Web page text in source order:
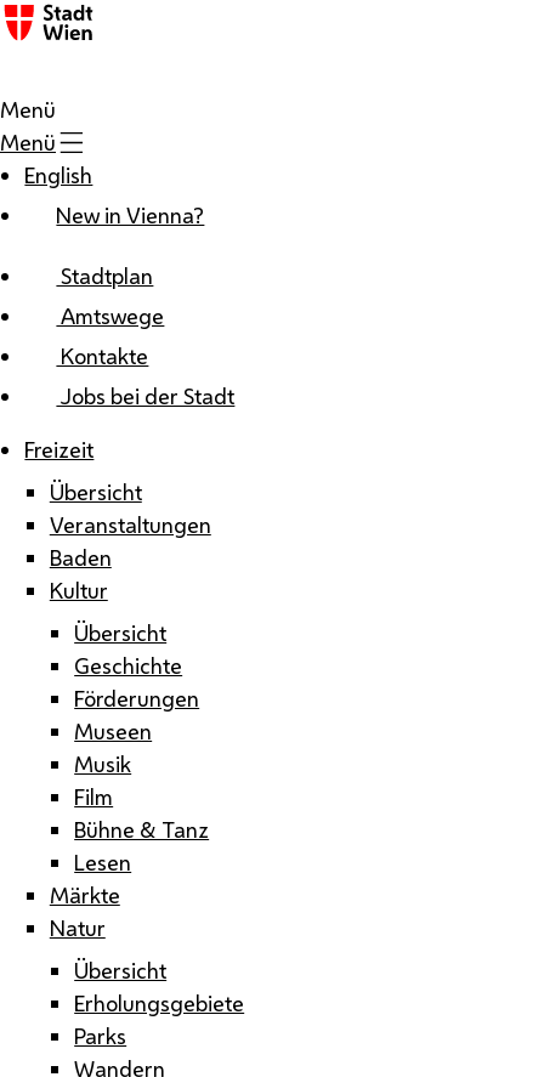
Zum Inhalt
Menü
Menü
English
New in Vienna?
Stadtplan
Amtswege
Kontakte
Jobs bei der Stadt
Freizeit
Übersicht
Veranstaltungen
Baden
Kultur
Übersicht
Geschichte
Förderungen
Museen
Musik
Film
Bühne & Tanz
Lesen
Märkte
Natur
Übersicht
Erholungsgebiete
Parks
Wandern